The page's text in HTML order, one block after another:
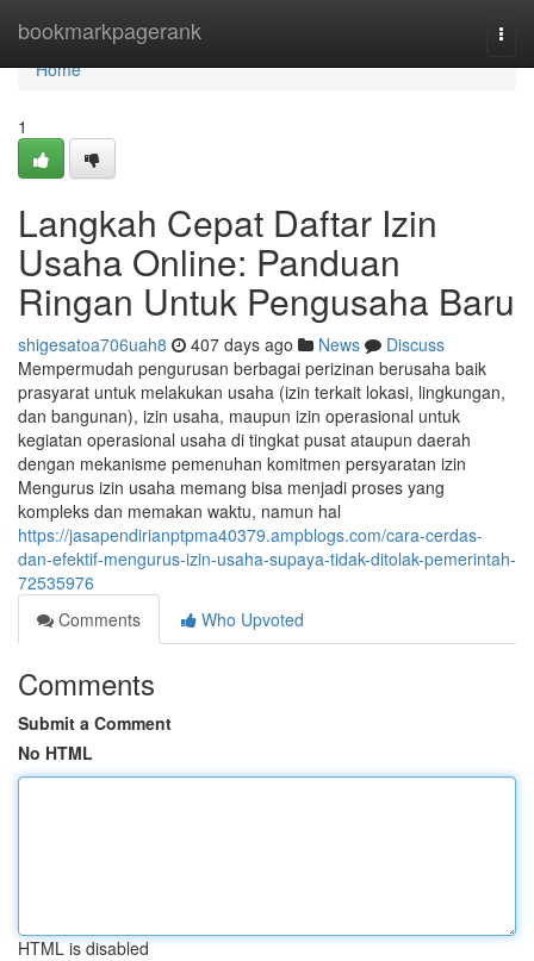
bookmarkpagerank
Home
Home
1
Langkah Cepat Daftar Izin
Usaha Online: Panduan
Ringan Untuk Pengusaha Baru
shigesatoa706uah8 407 days ago News
Discuss
Mempermudah pengurusan berbagai perizinan berusaha baik
prasyarat untuk melakukan usaha (izin terkait lokasi, lingkungan,
dan bangunan), izin usaha, maupun izin operasional untuk
kegiatan operasional usaha di tingkat pusat ataupun daerah
dengan mekanisme pemenuhan komitmen persyaratan izin
Mengurus izin usaha memang bisa menjadi proses yang
kompleks dan memakan waktu, namun hal
https://jasapendirianptpma40379.ampblogs.com/cara-cerdas-
dan-efektif-mengurus-izin-usaha-supaya-tidak-ditolak-pemerintah-
72535976
Comments
Who Upvoted
Comments
Submit a Comment
No HTML
HTML is disabled